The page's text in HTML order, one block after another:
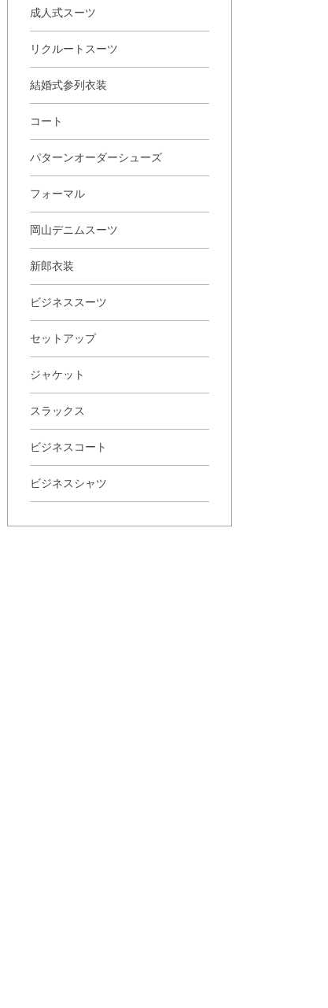
成人式スーツ
リクルートスーツ
結婚式参列衣装
コート
パターンオーダーシューズ
フォーマル
岡山デニムスーツ
新郎衣装
ビジネススーツ
セットアップ
ジャケット
スラックス
ビジネスコート
ビジネスシャツ